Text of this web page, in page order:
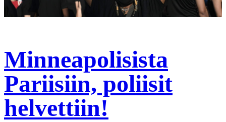
Minneapolisista
Pariisiin, poliisit
helvettiin!